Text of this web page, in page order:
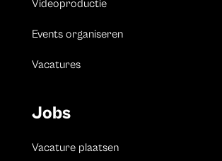
Videoproductie
Events organiseren
Vacatures
Jobs
Vacature plaatsen